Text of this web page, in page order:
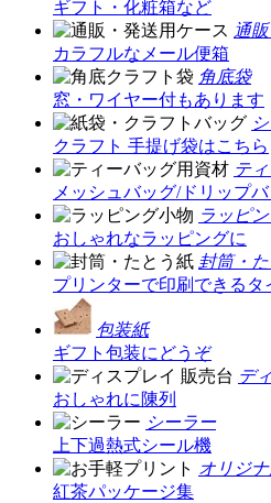
ギフト・化粧箱など
通
カラフルなメール便箱
角底袋
窓・ワイヤー付もあります
クラフト 手提げ袋はこちら
テ
メッシュバッグ/ドリップ
ラッピ
おしゃれなラッピングに
封筒・
プリンターで印刷できるタ
包装紙
ギフト包装にどうぞ
デ
おしゃれに陳列
シーラー
上下過熱式シール機
オリジ
紅茶パッケージ集